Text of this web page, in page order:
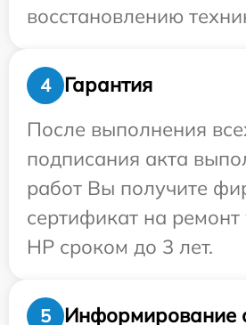
восстановлению
4
Гарантия
После выполнения
подписания акта
работ Вы получите
сертификат на ремонт
HP сроком до 3 лет.
5 Информирование